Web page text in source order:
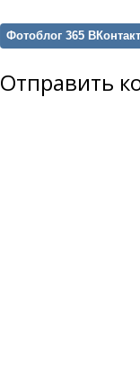
Фотоблог 365
Отправить